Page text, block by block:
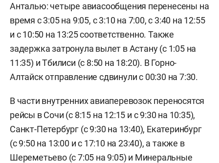
Анталью: четыре авиасообщения перенесены на
время с 3:05 на 9:05, с 3:10 на 7:00, с 3:40 на 12:55
и с 10:50 на 13:25 соответственно. Также
задержка затронула вылет в Астану (с 1:05 на
11:35) и Тбилиси (с 8:50 на 18:20). В Горно-
Алтайск отправление сдвинули с 00:30 на 7:30.
В части внутренних авиаперевозок переносятся
рейсы в Сочи (с 8:15 на 12:15 и с 9:30 на 10:35),
Санкт-Петербург (с 9:30 на 13:40), Екатеринбург
(с 9:50 на 13:00 и с 17:10 на 23:40), а также в
Шереметьево (с 7:05 на 9:05) и Минеральные